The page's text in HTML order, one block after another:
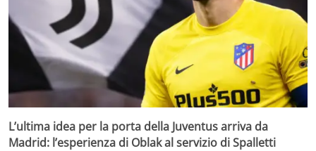
L’ultima idea per la porta della Juventus arriva da
Madrid: l’esperienza di Oblak al servizio di Spalletti